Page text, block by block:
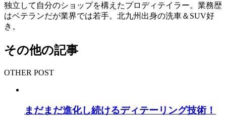
独立して自分のショップを構えたプロディテイラー。業務歴
はベテランだが業界では若手。北九州出身の洗車＆SUV好
き。
その他の記事
OTHER POST
まだまだ進化し続けるディテーリング技術！